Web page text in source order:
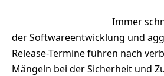
Immer
der Softwareentwicklung und
Release-Termine führen nach
Mängeln bei der Sicherheit und